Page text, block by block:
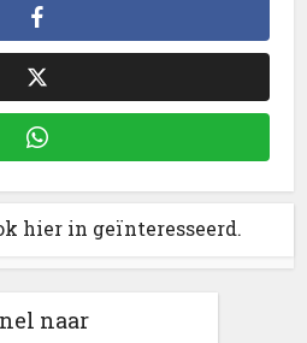
hier in geïnteresseerd.
naar